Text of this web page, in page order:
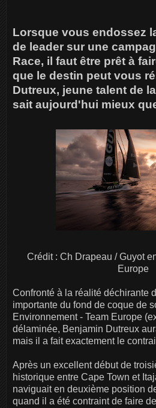
Lorsque vous endossez
de leader sur une
Race, il faut être prêt à
que le destin peut vous
Dutreux, jeune talent de
sait aujourd'hui mieux
Crédit : Ch Drapeau / Guyot
Europe
Confronté à la réalité déchirante
importante du fond de coque de
Environnement - Team Europe
délaminée, Benjamin Dutreux
mais il a fait exactement le
Après un excellent début de
historique entre Cape Town et
naviguait en deuxième position
quand il a été contraint de faire